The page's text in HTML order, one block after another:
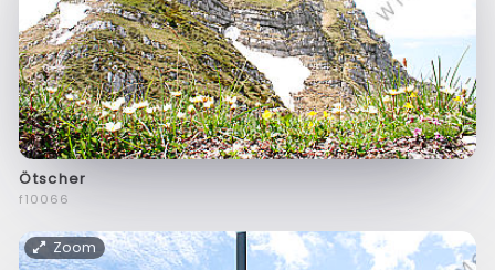
Ötscher
f10066
Zoom